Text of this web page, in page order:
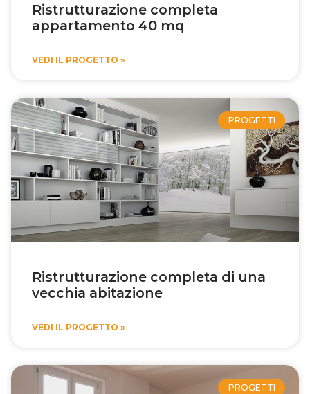
Ristrutturazione completa
appartamento 40 mq
VEDI IL PROGETTO »
PROGETTI
Ristrutturazione completa di una
vecchia abitazione
VEDI IL PROGETTO »
PROGETTI